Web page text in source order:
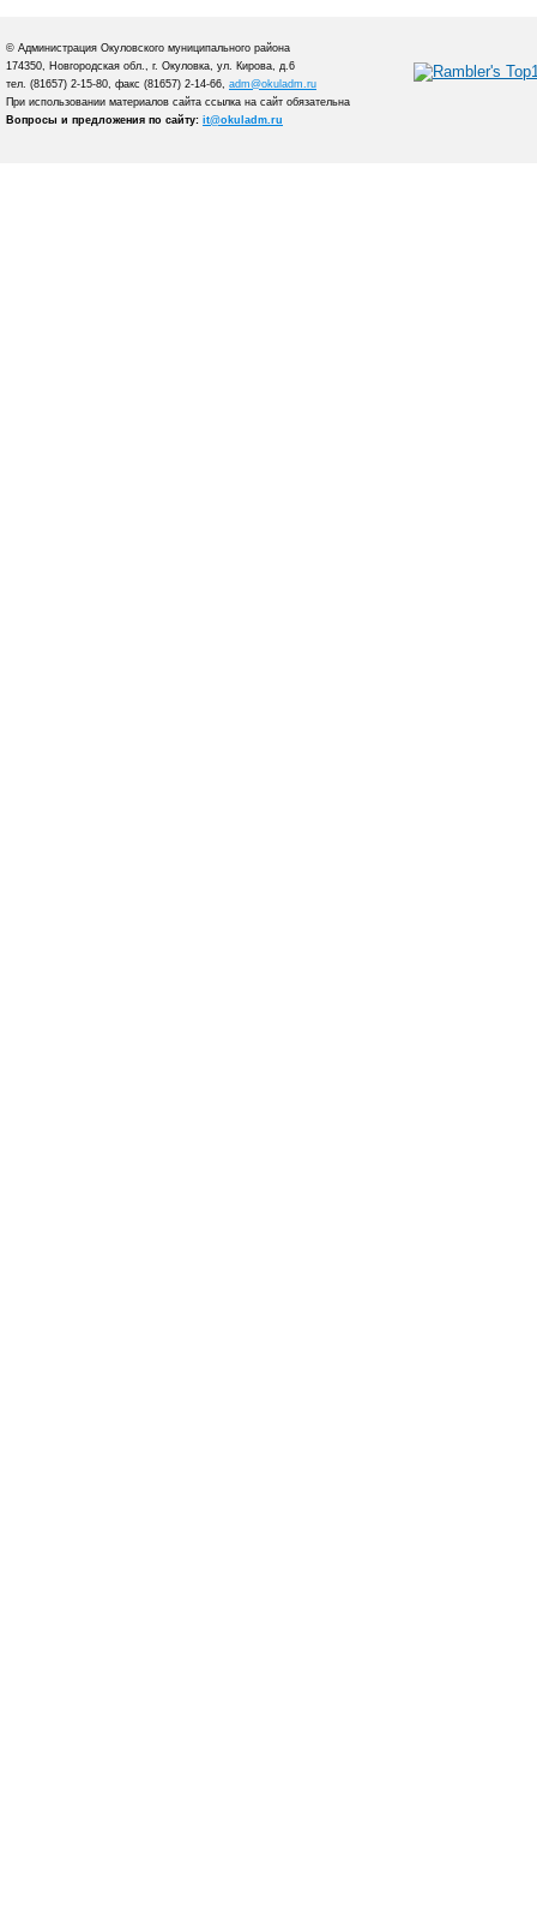
© Администрация Окуловского муниципального района
174350, Новгородская обл., г. Окуловка, ул. Кирова, д.6
тел. (81657) 2-15-80, факс (81657) 2-14-66, adm@okuladm.ru
При использовании материалов сайта ссылка на сайт обязательна
Вопросы и предложения по сайту: it@okuladm.ru